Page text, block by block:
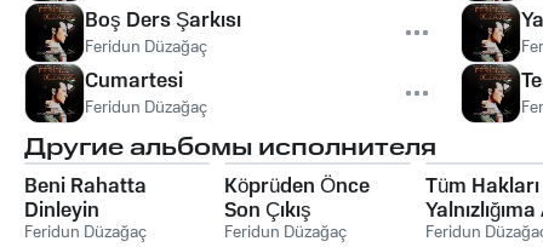
Boş Ders Şarkısı
Feridun Düzağaç
Cumartesi
Feridun Düzağaç
Другие альбомы исполнителя
Beni Rahatta
Dinleyin
Feridun Düzağaç
Köprüden Önce
Son Çıkış
Feridun Düzağaç
Tüm Hakları
Feridun